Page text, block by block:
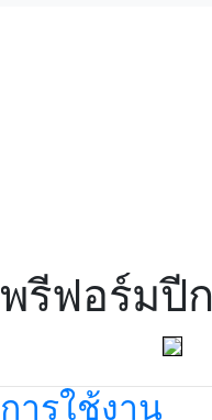
พรีฟอร์มปี
การใช้งาน